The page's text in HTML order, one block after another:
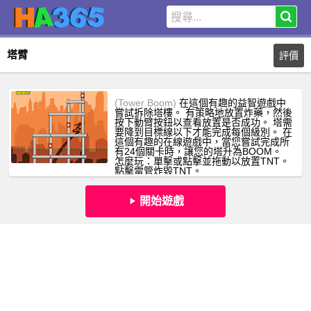
塔臂 評價
(Tower Boom) 在這個有趣的益智遊戲中
嘗試拆除塔樓。 有策略地放置炸藥，然後
按下動臂按鈕以查看放置是否成功。 塔需
要降到目標線以下才能完成每個級別。 在
這個有趣的在線遊戲中，當您嘗試完成所
有24個關卡時，讓您的塔升為BOOM。
怎麼玩：單擊或點擊並拖動以放置TNT。
點擊雷管炸毀TNT。
開始遊戲